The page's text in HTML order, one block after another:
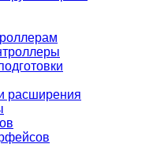
расширения